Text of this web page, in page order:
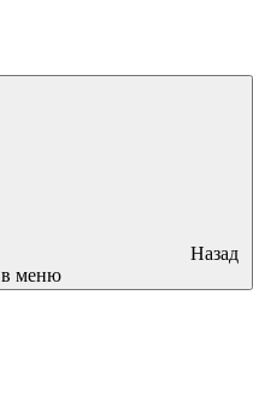
Назад
в меню